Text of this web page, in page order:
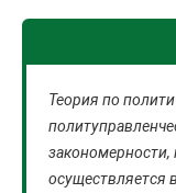
Теория по
закономерности,
осуществляется